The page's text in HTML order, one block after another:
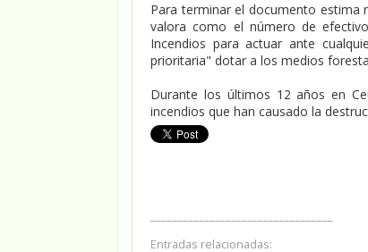
Para terminar el documento estima
valora como el número de
Incendios para actuar ante
prioritaria" dotar a los medios
Durante los últimos 12 años en
incendios que han causado la
Entradas relacionadas: